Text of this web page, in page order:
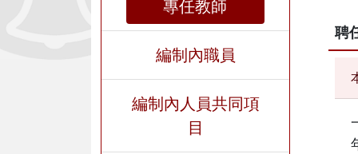
專任教師
編制內職員
編制內人員共同項
目
聘